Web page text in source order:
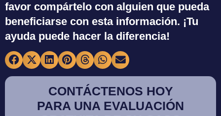
favor compártelo con alguien que pueda
beneficiarse con esta información. ¡Tu
ayuda puede hacer la diferencia!
CONTÁCTENOS HOY
PARA UNA EVALUACIÓN